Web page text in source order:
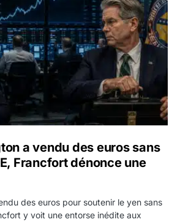
a vendu des euros sans
Francfort dénonce une
des euros pour soutenir le yen sans
y voit une entorse inédite aux